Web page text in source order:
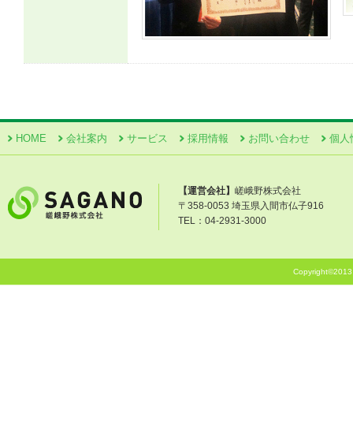
HOME 会社案内 サービス 採用情報 お問い合わせ 個人
【運営会社】 嵯峨野株式会社
〒358-0053 埼玉県入間市仏子916
TEL：04-2931-3000
Copyright©2013